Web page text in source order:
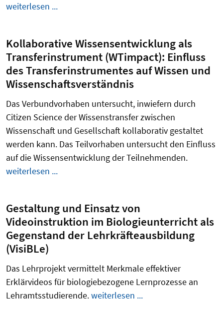
weiterlesen ...
Kollaborative Wissensentwicklung als
Transferinstrument (WTimpact): Einfluss
des Transferinstrumentes auf Wissen und
Wissenschaftsverständnis
Das Verbundvorhaben untersucht, inwiefern durch
Citizen Scienceder Wissenstransfer zwischen
Wissenschaft und Gesellschaft kollaborativ gestaltet
werden kann. Das Teilvorhaben untersucht den Einfluss
auf die Wissensentwicklung der Teilnehmenden.
weiterlesen ...
Gestaltung und Einsatz von
Videoinstruktion im Biologieunterricht als
Gegenstand der Lehrkräfteausbildung
(VisiBLe)
Das Lehrprojekt vermittelt Merkmale effektiver
Erklärvideos für biologiebezogene Lernprozesse an
Lehramtsstudierende.weiterlesen ...